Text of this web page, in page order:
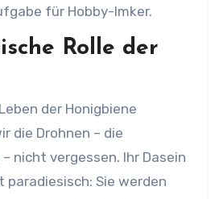
für Hobby-Imker.
Rolle der
der Honigbiene
die Drohnen – die
nicht vergessen. Ihr Dasein
Sie werden